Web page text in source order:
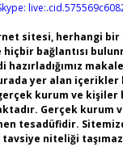
sitesi, herhangi bir
bağlantısı
hazırladığımız
yer alan
kurum ve kişiler
Gerçek kurum
tesadüfidir.
niteliği